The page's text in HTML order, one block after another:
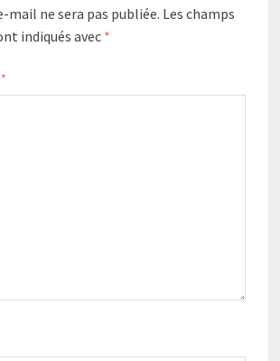
mail ne sera pas publiée. Les champs
indiqués avec *
*